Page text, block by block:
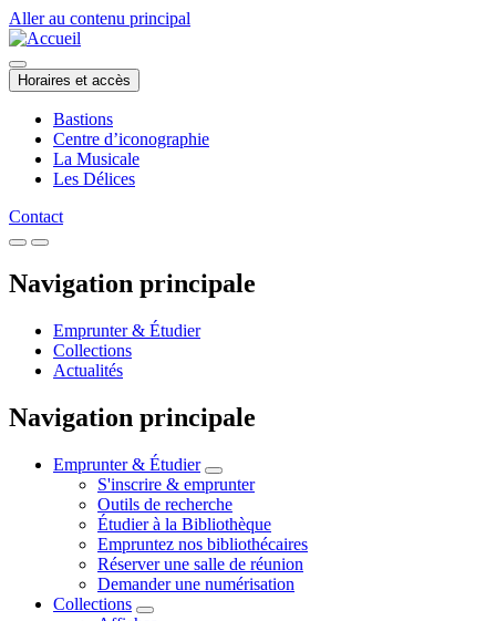
Aller au contenu principal
Horaires et accès
Bastions
Centre d’iconographie
La Musicale
Les Délices
Contact
Navigation principale
Emprunter & Étudier
Collections
Actualités
Navigation principale
Emprunter & Étudier
S'inscrire & emprunter
Outils de recherche
Étudier à la Bibliothèque
Empruntez nos bibliothécaires
Réserver une salle de réunion
Demander une numérisation
Collections